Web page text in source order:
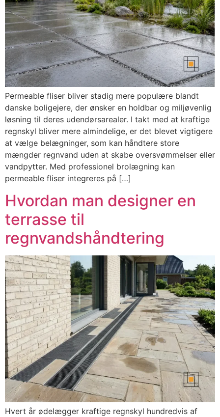
Permeable fliser bliver stadig mere populære blandt
danske boligejere, der ønsker en holdbar og miljøvenlig
løsning til deres udendørsarealer. I takt med at kraftige
regnskyl bliver mere almindelige, er det blevet vigtigere
at vælge belægninger, som kan håndtere store
mængder regnvand uden at skabe oversvømmelser eller
vandpytter. Med professionel brolægning kan
permeable fliser integreres på […]
Hvordan man designer en
terrasse til
regnvandshåndtering
Hvert år ødelægger kraftige regnskyl hundredvis af